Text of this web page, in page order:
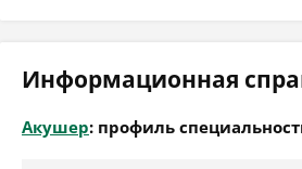
Информационная
Акушер: профиль